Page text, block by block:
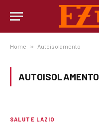
Home » Autoisolamento
AUTOISOLAMENTO
SALUTE LAZIO